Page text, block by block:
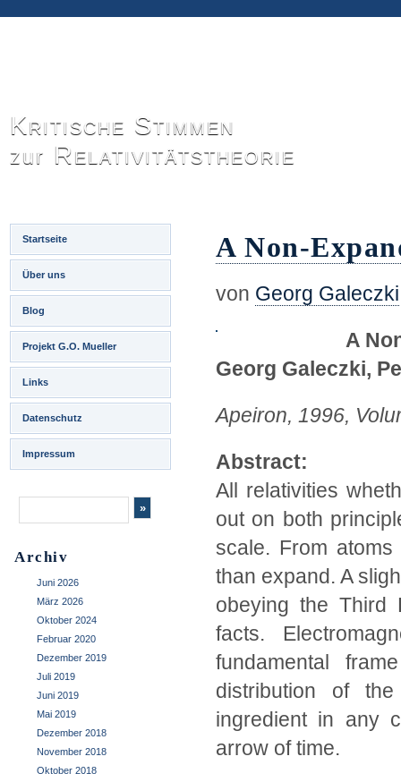
Kritische Stimmen
zur Relativitätstheorie
Startseite
Über uns
Blog
Projekt G.O. Mueller
Links
Datenschutz
Impressum
Archiv
Juni 2026
März 2026
Oktober 2024
Februar 2020
Dezember 2019
Juli 2019
Juni 2019
Mai 2019
Dezember 2018
November 2018
Oktober 2018
A Non-
von Georg Galeczki
A
Georg Galeczki,
Apeiron, 1996,
Abstract:
All relativities
out on both
scale. From
than expand. A
obeying the Third
facts.
fundamental
distribution of
ingredient in any
arrow of time.